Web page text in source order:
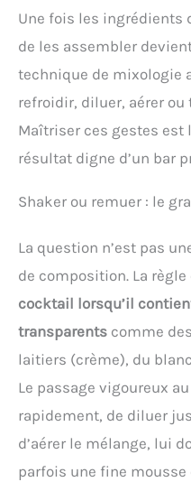
Une fois les ingrédients
de les assembler
technique de mixologie
refroidir, diluer, aérer
Maîtriser ces gestes est
résultat digne d’un bar
Shaker ou remuer : le
La question n’est pas
de composition. La
cocktail lorsqu’il
transparents comme
laitiers (crème), du
Le passage vigoureux
rapidement, de diluer
d’aérer le mélange, lui
parfois une fine mousse